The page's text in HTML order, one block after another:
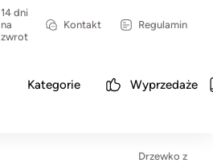
14 dni
na
zwrot
Kontakt Regulamin
Kategorie Wyprzedaże
Drzewko z